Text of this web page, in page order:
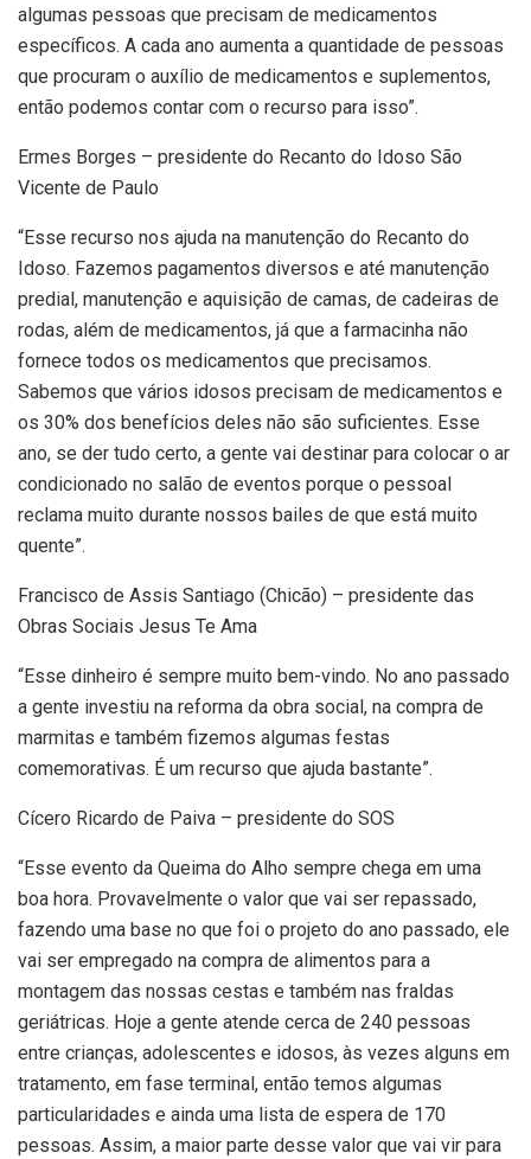
algumas pessoas que precisam de medicamentos
específicos. A cada ano aumenta a quantidade de pessoas
que procuram o auxílio de medicamentos e suplementos,
então podemos contar com o recurso para isso”.
Ermes Borges – presidente do Recanto do Idoso São
Vicente de Paulo
“Esse recurso nos ajuda na manutenção do Recanto do
Idoso. Fazemos pagamentos diversos e até manutenção
predial, manutenção e aquisição de camas, de cadeiras de
rodas, além de medicamentos, já que a farmacinha não
fornece todos os medicamentos que precisamos.
Sabemos que vários idosos precisam de medicamentos e
os 30% dos benefícios deles não são suficientes. Esse
ano, se der tudo certo, a gente vai destinar para colocar o ar
condicionado no salão de eventos porque o pessoal
reclama muito durante nossos bailes de que está muito
quente”.
Francisco de Assis Santiago (Chicão) – presidente das
Obras Sociais Jesus Te Ama
“Esse dinheiro é sempre muito bem-vindo. No ano passado
a gente investiu na reforma da obra social, na compra de
marmitas e também fizemos algumas festas
comemorativas. É um recurso que ajuda bastante”.
Cícero Ricardo de Paiva – presidente do SOS
“Esse evento da Queima do Alho sempre chega em uma
boa hora. Provavelmente o valor que vai ser repassado,
fazendo uma base no que foi o projeto do ano passado, ele
vai ser empregado na compra de alimentos para a
montagem das nossas cestas e também nas fraldas
geriátricas. Hoje a gente atende cerca de 240 pessoas
entre crianças, adolescentes e idosos, às vezes alguns em
tratamento, em fase terminal, então temos algumas
particularidades e ainda uma lista de espera de 170
pessoas. Assim, a maior parte desse valor que vai vir para